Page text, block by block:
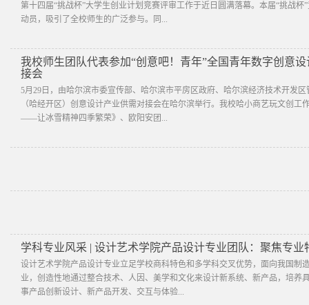
第十四届“挑战杯”大学生创业计划竞赛评审工作于近日圆满落幕。本届“挑战
动员，吸引了全校师生的广泛参与。同...
我校师生团队代表参加“创意吧！青年”全国青年数字创意
接会
5月29日，由哈尔滨市委宣传部、哈尔滨市平房区政府、哈尔滨经济技术开发
（哈经开区）创意设计产业供需对接会在哈尔滨举行。我校哈小商艺玩文创
——让冰雪精神四季繁荣》、欧阳安团...
学科专业风采 | 设计艺术学院产品设计专业团队：聚焦专
设计艺术学院产品设计专业立足学校商科特色和多学科交叉优势，面向我国
业，创造性地通过整合技术、人因、美学和文化来设计新系统、新产品，培
事产品创新设计、新产品开发、交互与体验...